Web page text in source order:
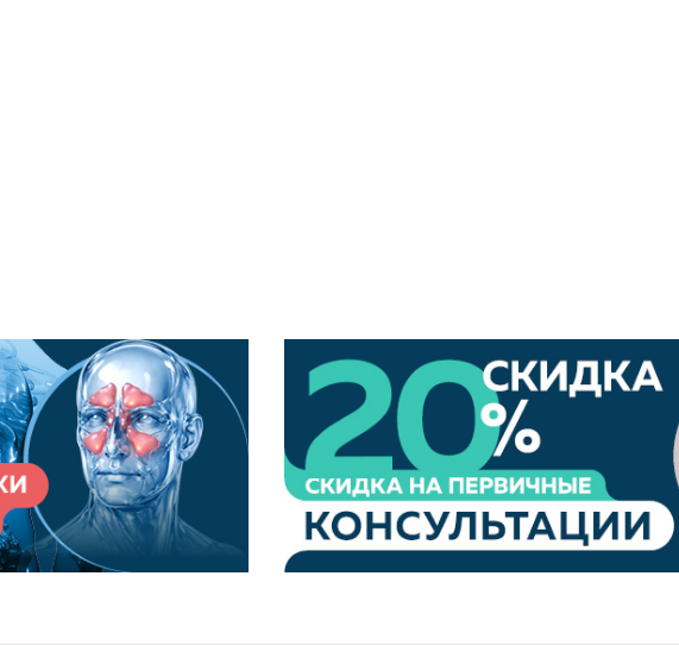
абонементы и программы без переплат! Подробнее вы
о своем здоровье прямо сейчас!